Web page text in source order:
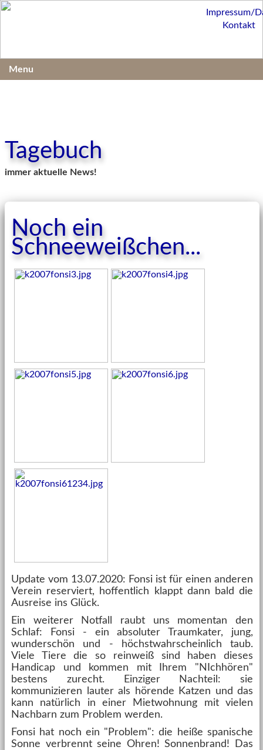
Tagebuch
immer aktuelle News!
Noch ein
Schneeweißchen...
Update vom 13.07.2020: Fonsi ist für einen anderen
Verein reserviert, hoffentlich klappt dann bald die
Ausreise ins Glück.
Ein weiterer Notfall raubt uns momentan den
Schlaf: Fonsi - ein absoluter Traumkater, jung,
wunderschön und - höchstwahrscheinlich taub.
Viele Tiere die so reinweiß sind haben dieses
Handicap und kommen mit Ihrem "NIchhören"
bestens zurecht. Einziger Nachteil: sie
kommunizieren lauter als hörende Katzen und das
kann natürlich in einer Mietwohnung mit vielen
Nachbarn zum Problem werden.
Fonsi hat noch ein "Problem": die heiße spanische
Sonne verbrennt seine Ohren! Sonnenbrand! Das
Impressum/
Kontakt
Menu